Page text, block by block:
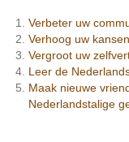
Verbeter uw
Verhoog uw
Vergroot uw
Leer de
Maak nieuwe
Nederlandstalige